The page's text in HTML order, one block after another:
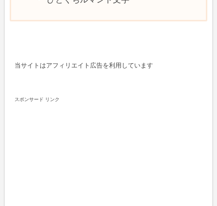
当サイトはアフィリエイト広告を利用しています
スポンサード リンク